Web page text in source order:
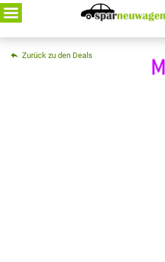
Skip
to
content
Zurück zu den Deals